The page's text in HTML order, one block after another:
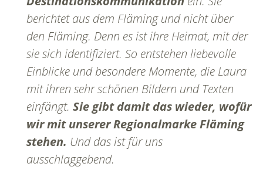
berichtet aus dem Fläming und nicht über
den Fläming. Denn es ist ihre Heimat, mit der
sie sich identifiziert. So entstehen liebevolle
Einblicke und besondere Momente, die Laura
mit ihren sehr schönen Bildern und Texten
einfängt. Sie gibt damit das wieder, wofür
wir mit unserer Regionalmarke Fläming
stehen. Und das ist für uns
ausschlaggebend.